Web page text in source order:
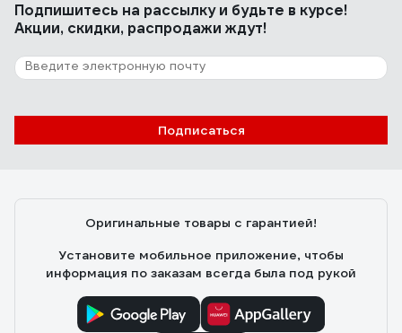
Подпишитесь на рассылкуи будьте в курсе!
Акции, скидки, распродажи ждут!
Подписаться
Оригинальные товары с гарантией!
Установите мобильное приложение, чтобы
информация по заказам всегда была под рукой